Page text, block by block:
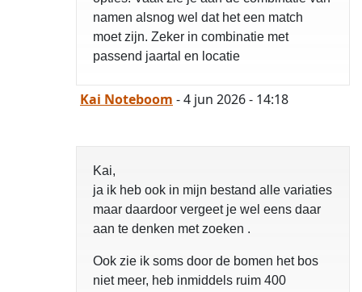
namen alsnog wel dat het een match
moet zijn. Zeker in combinatie met
passend jaartal en locatie
Kai Noteboom - 4 jun 2026 - 14:18
Kai,
ja ik heb ook in mijn bestand alle variaties
maar daardoor vergeet je wel eens daar
aan te denken met zoeken .
Ook zie ik soms door de bomen het bos
niet meer, heb inmiddels ruim 400